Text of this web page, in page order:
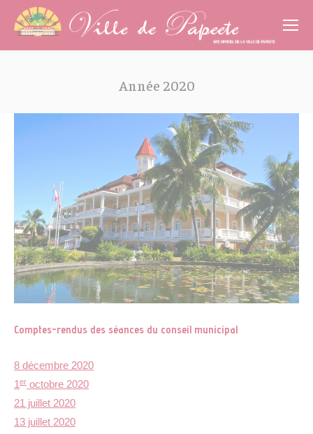
Année 2020
Comptes-rendus des séances du conseil municipal
8 décembre 2020
1er octobre 2020
21 juillet 2020
13 juillet 2020
Cookies management panel